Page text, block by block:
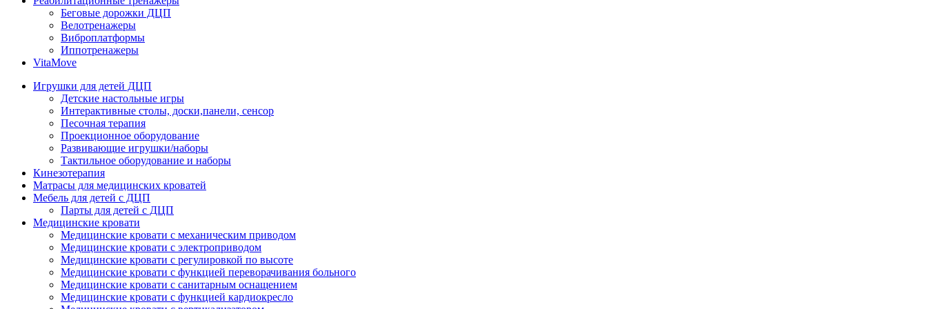
Беговые дорожки ДЦП
Велотренажеры
Виброплатформы
Иппотренажеры
VitaMove
Игрушки для детей ДЦП
Детские настольные игры
Интерактивные столы, доски,панели, сенсор
Песочная терапия
Проекционное оборудование
Развивающие игрушки/наборы
Тактильное оборудование и наборы
Кинезотерапия
Матрасы для медицинских кроватей
Мебель для детей с ДЦП
Парты для детей с ДЦП
Медицинские кровати
Медицинские кровати с механическим приводом
Медицинские кровати с электроприводом
Медицинские кровати с регулировкой по высоте
Медицинские кровати с функцией переворачивания больного
Медицинские кровати с санитарным оснащением
Медицинские кровати с функцией кардиокресло